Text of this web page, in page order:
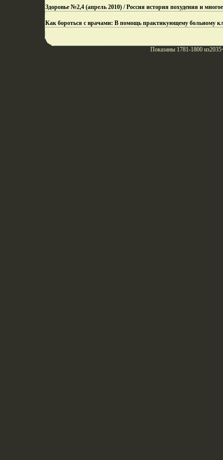
Здоровье №2,4 (апрель 2010) / Россия история похудения и
Как бороться с врачами: В помощь практикующему больному
Показаны 1781-1800